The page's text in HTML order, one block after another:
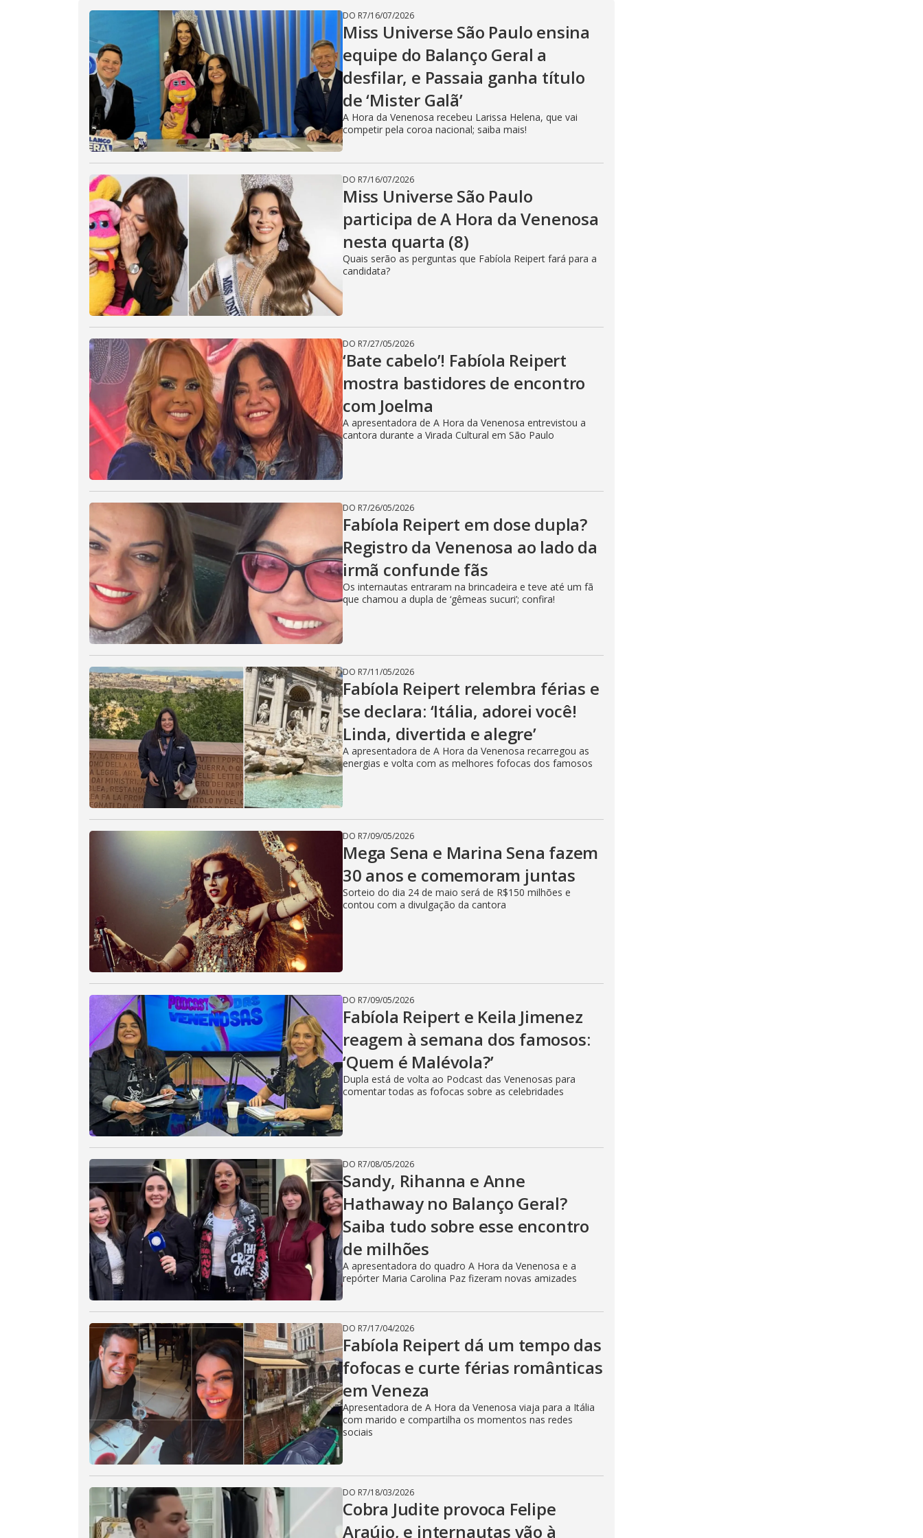
i
d
e
o
DO R7/16/07/2026
Miss Universe São Paulo ensina
equipe do Balanço Geral a
desfilar, e Passaia ganha título
de ‘Mister Galã’
A Hora da Venenosa recebeu Larissa Helena, que vai
competir pela coroa nacional; saiba mais!
DO R7/16/07/2026
Miss Universe São Paulo
participa de A Hora da Venenosa
nesta quarta (8)
Quais serão as perguntas que Fabíola Reipert fará para a
candidata?
DO R7/27/05/2026
‘Bate cabelo’! Fabíola Reipert
mostra bastidores de encontro
com Joelma
A apresentadora de A Hora da Venenosa entrevistou a
cantora durante a Virada Cultural em São Paulo
DO R7/26/05/2026
Fabíola Reipert em dose dupla?
Registro da Venenosa ao lado da
irmã confunde fãs
Os internautas entraram na brincadeira e teve até um fã
que chamou a dupla de ‘gêmeas sucuri’; confira!
DO R7/11/05/2026
Fabíola Reipert relembra férias e
se declara: ‘Itália, adorei você!
Linda, divertida e alegre’
A apresentadora de A Hora da Venenosa recarregou as
energias e volta com as melhores fofocas dos famosos
DO R7/09/05/2026
Mega Sena e Marina Sena fazem
30 anos e comemoram juntas
Sorteio do dia 24 de maio será de R$150 milhões e
contou com a divulgação da cantora
DO R7/09/05/2026
Fabíola Reipert e Keila Jimenez
reagem à semana dos famosos:
‘Quem é Malévola?’
Dupla está de volta ao Podcast das Venenosas para
comentar todas as fofocas sobre as celebridades
DO R7/08/05/2026
Sandy, Rihanna e Anne
Hathaway no Balanço Geral?
Saiba tudo sobre esse encontro
de milhões
A apresentadora do quadro A Hora da Venenosa e a
repórter Maria Carolina Paz fizeram novas amizades
DO R7/17/04/2026
Fabíola Reipert dá um tempo das
fofocas e curte férias românticas
em Veneza
Apresentadora de A Hora da Venenosa viaja para a Itália
com marido e compartilha os momentos nas redes
sociais
DO R7/18/03/2026
Cobra Judite provoca Felipe
Araújo, e internautas vão à